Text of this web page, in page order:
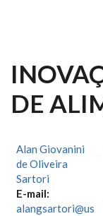
DE
Alan Giovanini
de Oliveira
Sartori
E-mail: